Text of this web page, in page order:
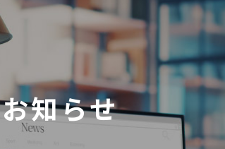
お知らせ